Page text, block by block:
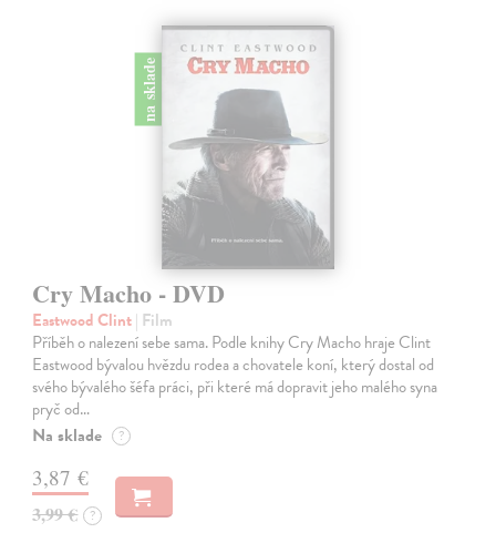
na sklade
Cry Macho - DVD
Eastwood Clint| Film
Příběh o nalezení sebe sama. Podle knihy Cry Macho hraje Clint
Eastwood bývalou hvězdu rodea a chovatele koní, který dostal od
svého bývalého šéfa práci, při které má dopravit jeho malého syna
pryč od…
Na sklade ?
3,87 €
3,99 € ?